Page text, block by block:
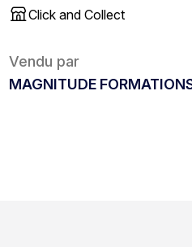
Click and Collect
Vendu par
MAGNITUDE